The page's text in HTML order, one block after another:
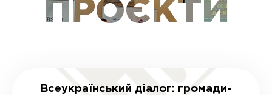
ПРОЄКТИ
Всеукраїнський діалог: громади-